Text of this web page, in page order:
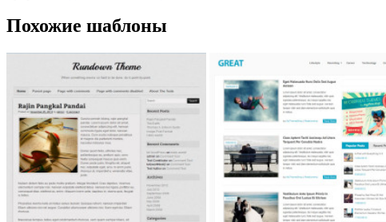
Похожие шаблоны